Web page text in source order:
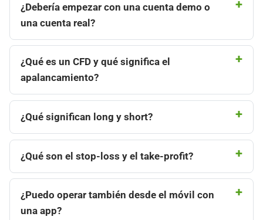
¿Debería empezar con una cuenta demo o
una cuenta real?
¿Qué es un CFD y qué significa el
apalancamiento?
¿Qué significan long y short?
¿Qué son el stop-loss y el take-profit?
¿Puedo operar también desde el móvil con
una app?